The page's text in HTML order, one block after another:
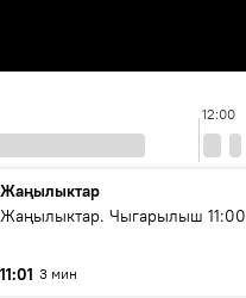
12:00
Жаңылыктар
Жаңылыктар. Чыгарылыш 11:00
11:01 3 мин